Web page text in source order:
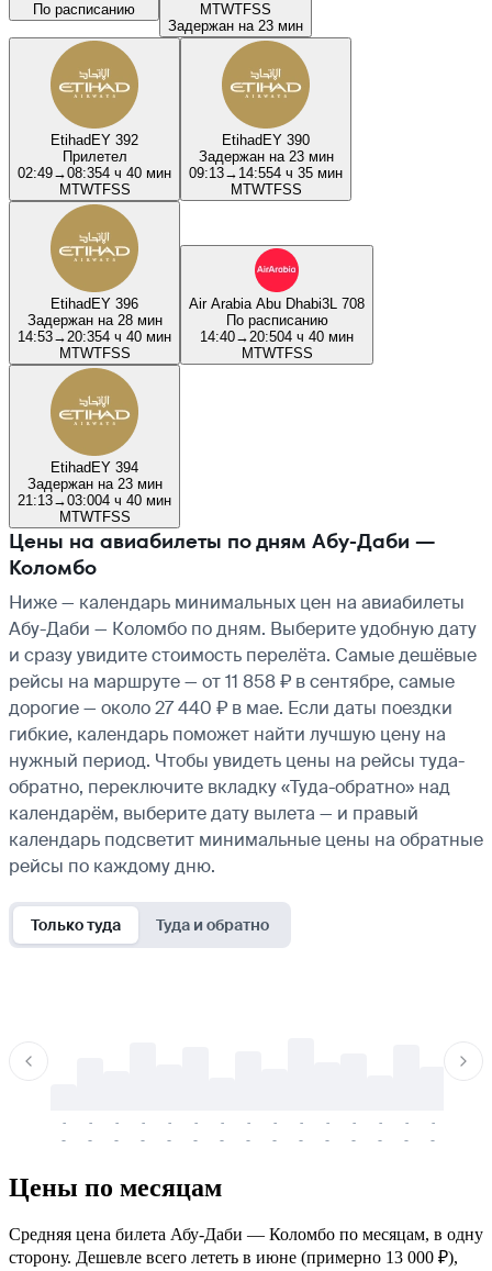
По расписанию
MTWTFSS
Задержан на 23 мин
EtihadEY 392
Прилетел
02:49→08:354 ч 40 мин
MTWTFSS
EtihadEY 390
Задержан на 23 мин
09:13→ 14:554 ч 35 мин
MTWTFSS
EtihadEY 396
Задержан на 28 мин
14:53→ 20:354 ч 40 мин
MTWTFSS
Air Arabia Abu Dhabi3L 708
По расписанию
14:40→ 20:504 ч 40 мин
MTWTFSS
EtihadEY 394
Задержан на 23 мин
21:13→03:004 ч 40 мин
MTWTFSS
Цены на авиабилеты по дням Абу-Даби —
Коломбо
Ниже — календарь минимальных цен на авиабилеты
Абу-Даби — Коломбо по дням. Выберите удобную дату
и сразу увидите стоимость перелёта. Самые дешёвые
рейсы на маршруте — от 11 858 ₽ в сентябре, самые
дорогие — около 27 440 ₽ в мае. Если даты поездки
гибкие, календарь поможет найти лучшую цену на
нужный период. Чтобы увидеть цены на рейсы туда-
обратно, переключите вкладку «Туда-обратно» над
календарём, выберите дату вылета — и правый
календарь подсветит минимальные цены на обратные
рейсы по каждому дню.
Только туда Туда и обратно
-
-
-
-
-
-
-
-
-
-
-
-
-
-
-
-
-
-
-
-
-
-
-
-
-
-
-
-
-
-
Цены по месяцам
Средняя цена билета Абу-Даби — Коломбо по месяцам, в одну
сторону. Дешевле всего лететь в июне (примерно 13 000 ₽),